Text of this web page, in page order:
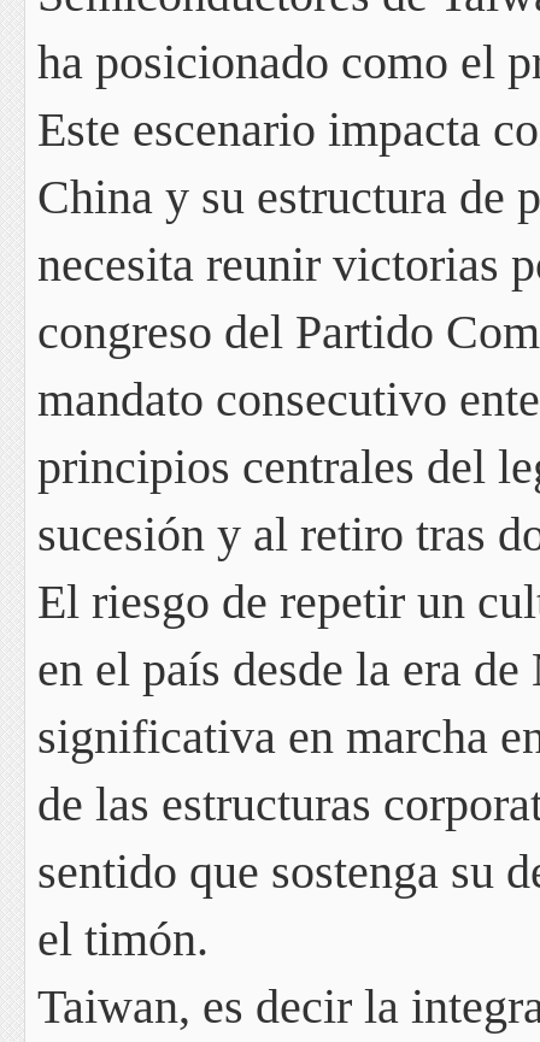
ha posicionado como el
Este escenario impacta
China y su estructura de
necesita reunir victorias
congreso del Partido
mandato consecutivo
principios centrales del
sucesión y al retiro tras
El riesgo de repetir un
en el país desde la era
significativa en marcha
de las estructuras
sentido que sostenga su
el timón.
Taiwan, es decir la